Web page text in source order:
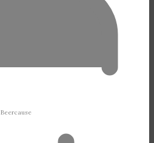
Beercause